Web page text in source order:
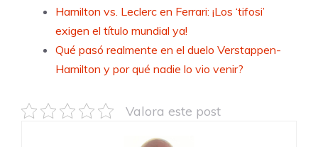
Hamilton vs. Leclerc en Ferrari: ¡Los ‘tifosi’
exigen el título mundial ya!
Qué pasó realmente en el duelo Verstappen-
Hamilton y por qué nadie lo vio venir?
Valora este post